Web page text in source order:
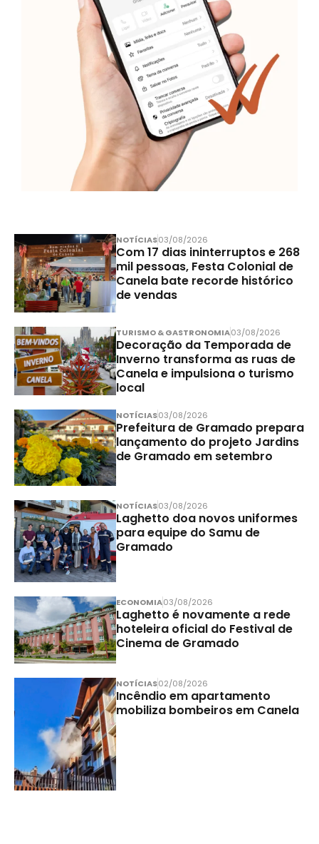
NOTÍCIAS03/08/2026
Com 17 dias ininterruptos e 268
mil pessoas, Festa Colonial de
Canela bate recorde histórico
de vendas
TURISMO & GASTRONOMIA03/08/2026
Decoração da Temporada de
Inverno transforma as ruas de
Canela e impulsiona o turismo
local
NOTÍCIAS03/08/2026
Prefeitura de Gramado prepara
lançamento do projeto Jardins
de Gramado em setembro
NOTÍCIAS03/08/2026
Laghetto doa novos uniformes
para equipe do Samu de
Gramado
ECONOMIA03/08/2026
Laghetto é novamente a rede
hoteleira oficial do Festival de
Cinema de Gramado
NOTÍCIAS02/08/2026
Incêndio em apartamento
mobiliza bombeiros em Canela